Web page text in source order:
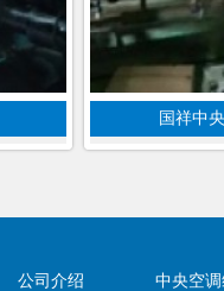
国祥中
公司介绍
中央空